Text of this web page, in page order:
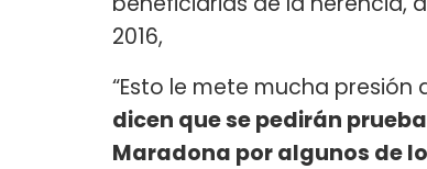
2016,
“Esto le mete mucha presión
dicen que se pedirán
Maradona por algunos de